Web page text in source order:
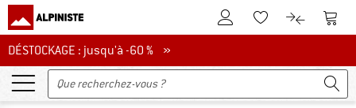
Vers le compte client
Vers la liste
Vers le
DÉSTOCKAGE : jusqu'à -60 %
DÉSTOCKAGE : jusqu'à -60 % »